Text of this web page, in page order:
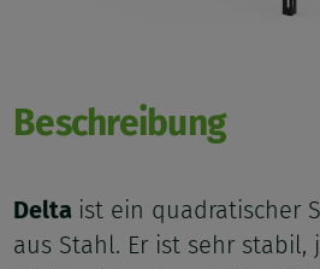
Beschreibung
Delta ist ein quadratischer
aus Stahl. Er ist sehr stabil,